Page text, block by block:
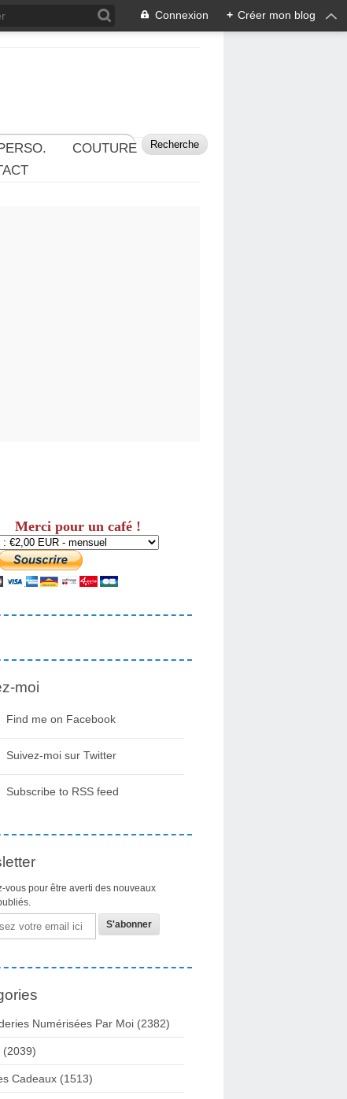
Connexion + Créer mon blog
COUTURE
Merci pour un café !
moi
Find me on Facebook
Suivez-moi sur Twitter
Subscribe to RSS feed
vous pour être averti des nouveaux
Numérisées Par Moi (2382)
(2039)
Cadeaux (1513)